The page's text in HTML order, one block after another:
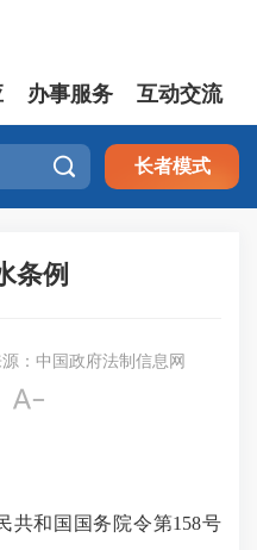
办事服务 互动交流
 长者模式
条例
源：中国政府法制信息网

和国国务院令第158号